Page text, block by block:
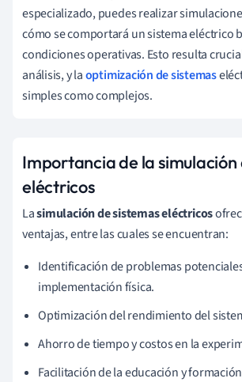
especializado, puedes realizar
cómo se comportará un sistema eléctrico
condiciones operativas. Esto resulta
análisis, y laoptimización de sistemas
simples como complejos.
Importancia de la simulación
eléctricos
Lasimulación de sistemas eléctricos
ventajas, entre las cuales se encuentran:
Identificación de problemas
implementación física.
Optimización del rendimiento del
Ahorro de tiempo y costos en la
Facilitación de la educación y